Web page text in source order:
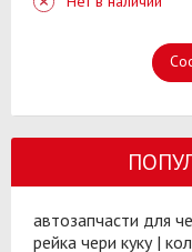
автозапчасти для
рейка чери куку|